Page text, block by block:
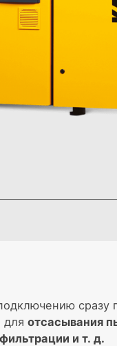
сразу
для отсасывания
и т. д.